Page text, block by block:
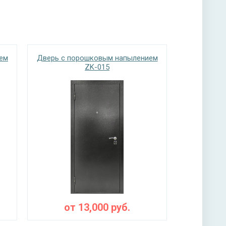
3-х ригельный
плита URSA или пенопласт (на выбор)
Дверь с порошковым напылением
ZK-015
от 13,000 руб.